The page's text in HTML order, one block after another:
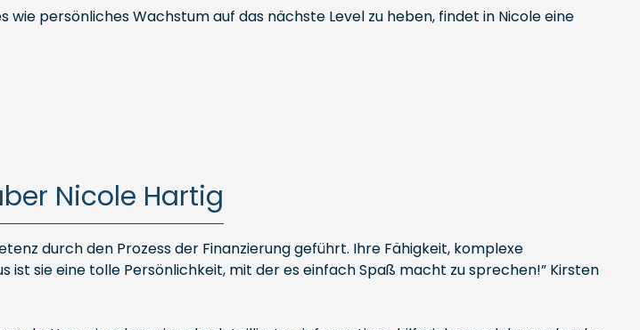
persönliches Wachstum auf das nächste Level zu heben, findet in Nicole eine
Nicole Hartig
durch den Prozess der Finanzierung geführt. Ihre Fähigkeit, komplexe
sie eine tolle Persönlichkeit, mit der es einfach Spaß macht zu sprechen!” Kirsten